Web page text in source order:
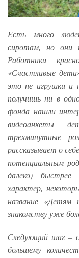
Есть много
сиротам, но они
Работники
«Счастливые
это не игрушки и
получишь ни в
фонда нашли
видеоанкеты
трехминутные
рассказывает о
потенциальным
далеко)
характер,
название «Детям
знакомству уже
Следующий шаг –
большему